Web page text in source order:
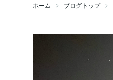
ホーム ブログトップ